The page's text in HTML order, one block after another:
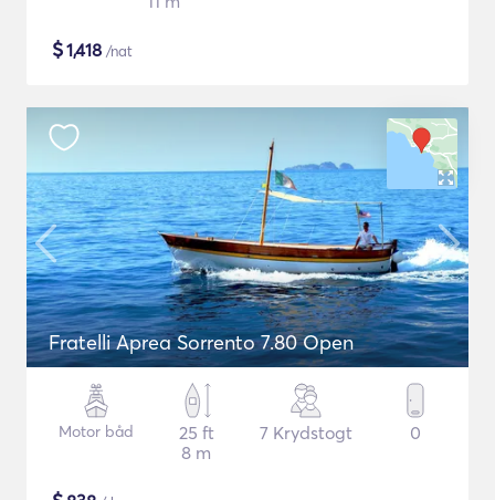
$1,418 /nat
Fratelli Aprea Sorrento 7.80 Open
Motor båd
25 ft
8 m
7 Krydstogt 0